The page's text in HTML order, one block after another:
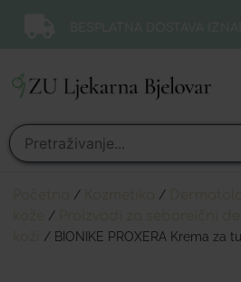
/ /
/
/ BIONIKE PROXERA Krema za